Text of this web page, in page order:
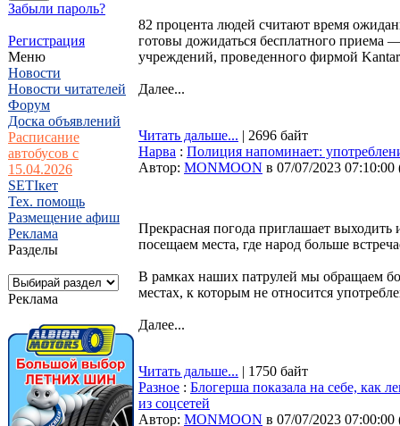
Забыли пароль?
Регистрация
Меню
Новости
Новости читателей
Форум
Доска объявлений
Расписание
автобусов с
15.04.2026
SETIкет
Тех. помощь
Размещение афиш
Реклама
Разделы
Реклама
82 процента людей считают время
готовы дожидаться бесплатного приема
учреждений, проведенного фирмой
Далее...
Читать дальше... | 2696 байт
Нарва : Полиция напоминает:
Автор: MONMOON в 07/07/2023 07:10:00
Прекрасная погода приглашает
посещаем места, где народ больше
В рамках наших патрулей мы обращаем
местах, к которым не относится
Далее...
Читать дальше... | 1750 байт
Разное : Блогерша показала на себе, как
из соцсетей
Автор: MONMOON в 07/07/2023 07:00:00